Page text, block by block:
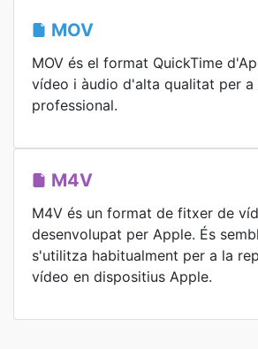
MOV
MOV és el format QuickTime
vídeo i àudio d'alta qualitat per a
professional.
M4V
M4V és un format de fitxer de
desenvolupat per Apple. És
s'utilitza habitualment per a la
vídeo en dispositius Apple.